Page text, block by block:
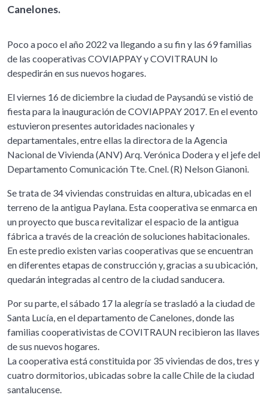
Canelones.
Poco a poco el año 2022 va llegando a su fin y las 69 familias
de las cooperativas COVIAPPAY y COVITRAUN lo
despedirán en sus nuevos hogares.
El viernes 16 de diciembre la ciudad de Paysandú se vistió de
fiesta para la inauguración de COVIAPPAY 2017. En el evento
estuvieron presentes autoridades nacionales y
departamentales, entre ellas la directora de la Agencia
Nacional de Vivienda (ANV) Arq. Verónica Dodera y el jefe del
Departamento Comunicación Tte. Cnel. (R) Nelson Gianoni.
Se trata de 34 viviendas construidas en altura, ubicadas en el
terreno de la antigua Paylana. Esta cooperativa se enmarca en
un proyecto que busca revitalizar el espacio de la antigua
fábrica a través de la creación de soluciones habitacionales.
En este predio existen varias cooperativas que se encuentran
en diferentes etapas de construcción y, gracias a su ubicación,
quedarán integradas al centro de la ciudad sanducera.
Por su parte, el sábado 17 la alegría se trasladó a la ciudad de
Santa Lucía, en el departamento de Canelones, donde las
familias cooperativistas de COVITRAUN recibieron las llaves
de sus nuevos hogares.
La cooperativa está constituida por 35 viviendas de dos, tres y
cuatro dormitorios, ubicadas sobre la calle Chile de la ciudad
santalucense.